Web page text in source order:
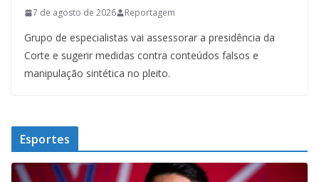
7 de agosto de 2026 Reportagem
Grupo de especialistas vai assessorar a presidência da
Corte e sugerir medidas contra conteúdos falsos e
manipulação sintética no pleito.
Esportes